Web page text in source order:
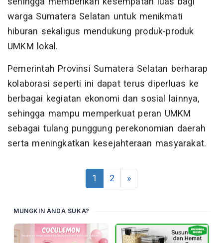
warga Sumatera Selatan untuk menikmati
hiburan sekaligus mendukung produk-produk
UMKM lokal.
Pemerintah Provinsi Sumatera Selatan berharap
kolaborasi seperti ini dapat terus diperluas ke
berbagai kegiatan ekonomi dan sosial lainnya,
sehingga mampu memperkuat peran UMKM
sebagai tulang punggung perekonomian daerah
serta meningkatkan kesejahteraan masyarakat.
1 2 »